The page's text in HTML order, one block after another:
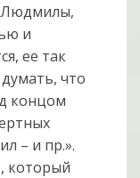
Людмилы,
и
ее так
что
концом
– и пр.».
который